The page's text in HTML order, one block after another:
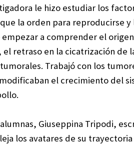
le hizo estudiar los
la orden para reproducirse
a comprender el
retraso en la cicatrización de
Trabajó con los
el crecimiento del
Giuseppina Tripodi,
los avatares de su